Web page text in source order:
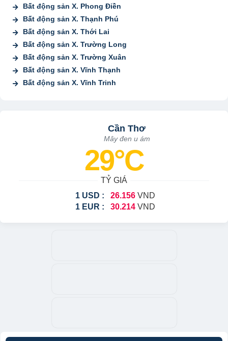
Bất động sản X. Phong Điền
Bất động sản X. Thạnh Phú
Bất động sản X. Thới Lai
Bất động sản X. Trường Long
Bất động sản X. Trường Xuân
Bất động sản X. Vĩnh Thạnh
Bất động sản X. Vĩnh Trinh
Cần Thơ
Mây đen u ám
29°C
TỶ GIÁ
1 USD :
26.156VND
1 EUR :
30.214VND